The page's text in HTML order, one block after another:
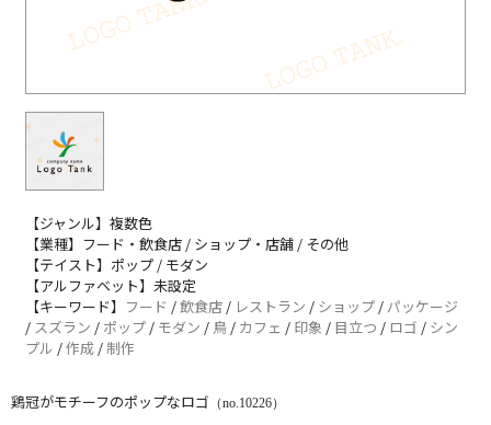
【ジャンル】複数色
【業種】フード・飲食店 / ショップ・店舗 / その他
【テイスト】ポップ / モダン
【アルファベット】未設定
【キーワード】 フード /飲食店 / レストラン / ショップ /パッケージ
/ スズラン / ポップ / モダン / 鳥 / カフェ / 印象 / 目立つ / ロゴ / シン
プル /作成 / 制作
鶏冠がモチーフのポップなロゴ （no.10226）